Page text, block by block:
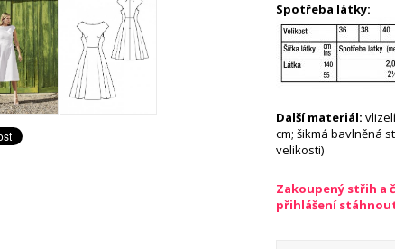
Spotřeba látky:
Další materiál:
cm; šikmá bavlněná
velikosti)
Zakoupený střih a
přihlášení